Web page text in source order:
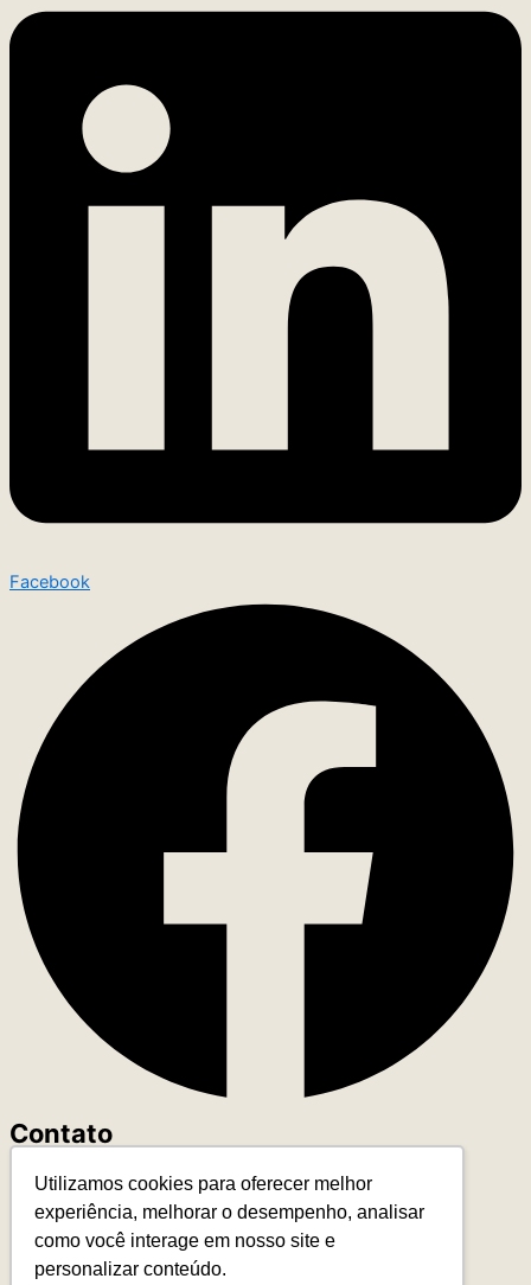
Utilizamos cookies para oferecer melhor
experiência, melhorar o desempenho, analisar
como você interage em nosso site e
personalizar conteúdo.
Facebook
Contato
+55 (11) 93327-4818
contato@leadereduca.com.br
Rua Paes Leme, 215 – Ed. Thera Faria Lima